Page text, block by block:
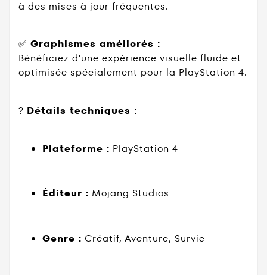
à des mises à jour fréquentes.
✅ Graphismes améliorés :
Bénéficiez d'une expérience visuelle fluide et
optimisée spécialement pour la PlayStation 4.
? Détails techniques :
Plateforme : PlayStation 4
Éditeur : Mojang Studios
Genre : Créatif, Aventure, Survie